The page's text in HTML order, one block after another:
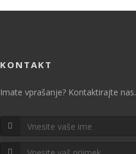
KONTAKT
Imate vprašanje? Kontaktirajte nas.